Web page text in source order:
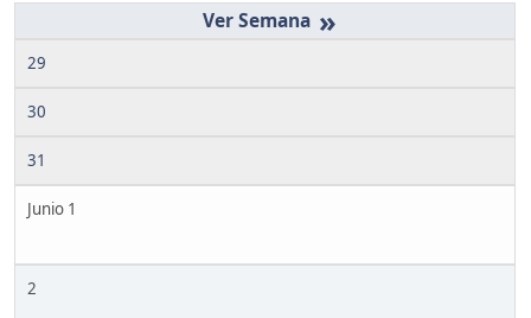
»
29
30
31
Junio 1
2